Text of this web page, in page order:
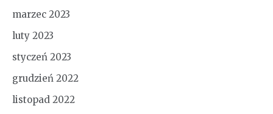
marzec 2023
luty 2023
styczeń 2023
grudzień 2022
listopad 2022